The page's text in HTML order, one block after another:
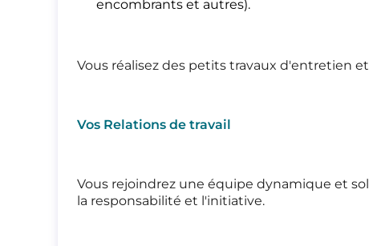
encombrants et autres).
Vous réalisez des petits travaux d'entretien
Vos Relations de travail
Vous rejoindrez une équipe dynamique et
la responsabilité et l'initiative.